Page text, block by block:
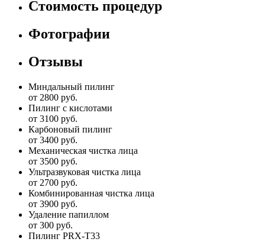
Стоимость процедур
Фотографии
Отзывы
Миндальный пилинг
от 2800 руб.
Пилинг с кислотами
от 3100 руб.
Карбоновый пилинг
от 3400 руб.
Механическая чистка лица
от 3500 руб.
Ультразвуковая чистка лица
от 2700 руб.
Комбинированная чистка лица
от 3900 руб.
Удаление папиллом
от 300 руб.
Пилинг PRX-T33